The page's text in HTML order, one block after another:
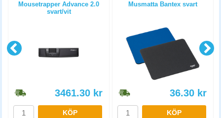
Mousetrapper Advance 2.0
svart/vit
3461.30 kr
KÖP
Musmatta Bantex svart
36.30 kr
KÖP